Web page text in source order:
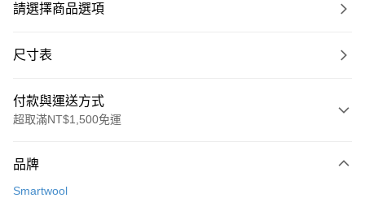
請選擇商品選項
尺寸表
付款與運送方式
超取滿NT$1,500免運
信用卡一次付款
品牌
Smartwool